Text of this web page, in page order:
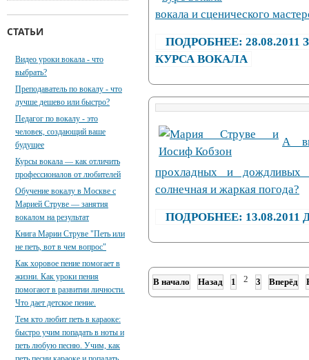
вокала и сценического
ПОДРОБНЕЕ:
КУРСА ВОКАЛА
А
прохладных и дождливых
солнечная и жаркая погода?
ПОДРОБНЕЕ:
В начало Назад 1 2 3 Вперёд
СТАТЬИ
Видео уроки вокала - что
выбрать?
Преподаватель по вокалу - что
лучше дешево или быстро?
Педагог по вокалу - это
человек, создающий ваше
будущее
Курсы вокала — как отличить
профессионалов от любителей
Обучение вокалу в Москве с
Марией Струве — занятия
вокалом на результат
Книга Марии Струве "Петь или
не петь, вот в чем вопрос"
Как хоровое пение помогает в
жизни. Как уроки пения
помогают в развитии личности.
Что дает детское пение.
Тем кто любит петь в караоке:
быстро учим попадать в ноты и
петь любую песню. Учим, как